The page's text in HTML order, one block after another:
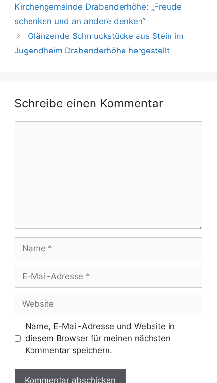
Kirchengemeinde Drabenderhöhe: „Freude
schenken und an andere denken“
Glänzende Schmuckstücke aus Stein im
Jugendheim Drabenderhöhe hergestellt
Schreibe einen Kommentar
Mail-
Adresse
Name, E-Mail-Adresse und Website in
diesem Browser für meinen nächsten
Kommentar speichern.